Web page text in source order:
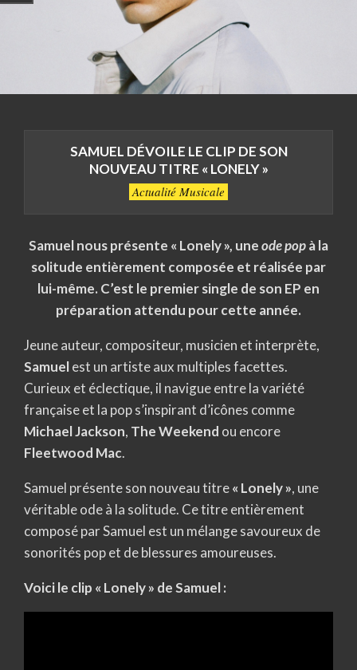
SAMUEL DÉVOILE LE CLIP DE SON
NOUVEAU TITRE « LONELY »
Actualité Musicale
Samuel nous présente « Lonely », uneode popà la
solitude entièrement composée et réalisée par
lui-même. C’est le premier single de son EP en
préparation attendu pour cette année.
Jeune auteur, compositeur, musicien et interprète,
Samuelest un artiste aux multiples facettes.
Curieux et éclectique, il navigue entre la variété
française et la pop s’inspirant d’icônes comme
Michael Jackson, The Weekend ou encore
Fleetwood Mac.
Samuel présente son nouveau titre« Lonely », une
véritable ode à la solitude. Ce titre entièrement
composé par Samuel est un mélange savoureux de
sonorités pop et de blessures amoureuses.
Voici le clip « Lonely » de Samuel :